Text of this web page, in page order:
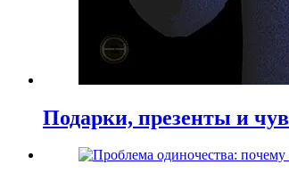
Подарки, презенты и